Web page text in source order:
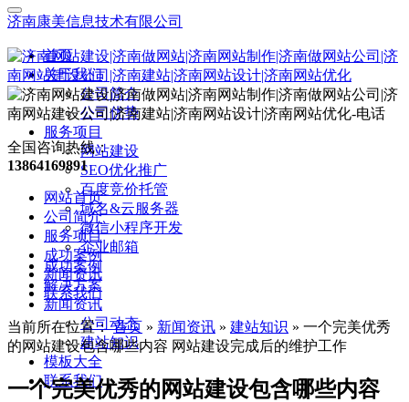
济南康美信息技术有限公司
首页
关于我们
公司简介
公司优势
服务项目
网站建设
SEO优化推广
百度竞价托管
域名&云服务器
微信小程序开发
企业邮箱
成功案例
解决方案
新闻资讯
公司动态
建站知识
模板大全
联系我们
全国咨询热线：
13864169891
网站首页
公司简介
服务项目
成功案例
新闻资讯
联系我们
当前所在位置：首页 » 新闻资讯 » 建站知识 » 一个完美优秀
的网站建设包含哪些内容 网站建设完成后的维护工作
一个完美优秀的网站建设包含哪些内容